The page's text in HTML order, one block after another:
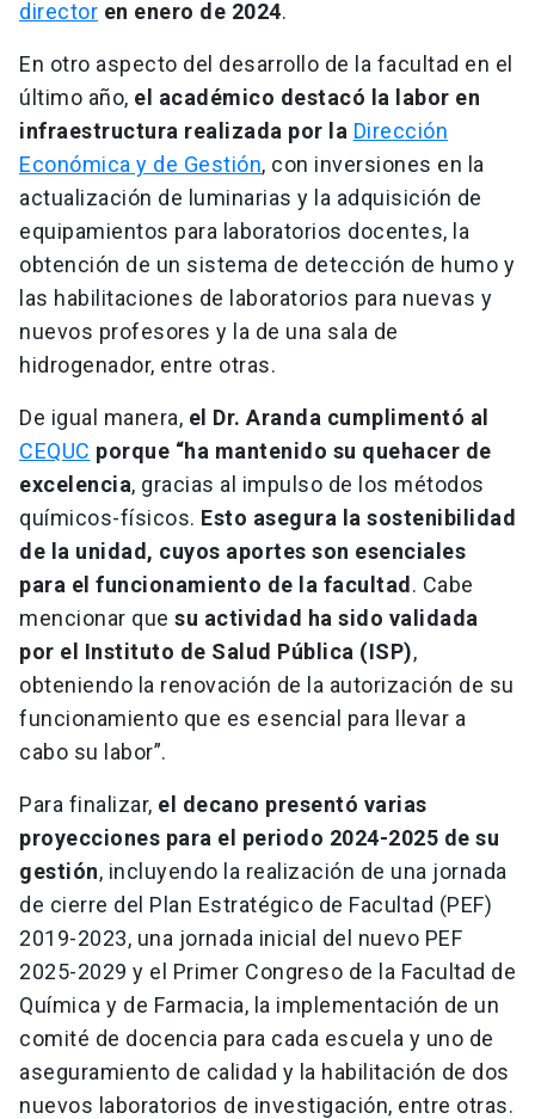
director en enero de 2024.
En otro aspecto del desarrollo de la facultad en el
último año, el académico destacó la labor en
infraestructura realizada por la Dirección
Económica y de Gestión, con inversiones en la
actualización de luminarias y la adquisición de
equipamientos para laboratorios docentes, la
obtención de un sistema de detección de humo y
las habilitaciones de laboratorios para nuevas y
nuevos profesores y la de una sala de
hidrogenador, entre otras.
De igual manera, el Dr. Aranda cumplimentó al
CEQUC porque “ha mantenido su quehacer de
excelencia, gracias al impulso de los métodos
químicos-físicos. Esto asegura la sostenibilidad
de la unidad, cuyos aportes son esenciales
para el funcionamiento de la facultad. Cabe
mencionar que su actividad ha sido validada
por el Instituto de Salud Pública (ISP),
obteniendo la renovación de la autorización de su
funcionamiento que es esencial para llevar a
cabo su labor”.
Para finalizar, el decano presentó varias
proyecciones para el periodo 2024-2025 de su
gestión, incluyendo la realización de una jornada
de cierre del Plan Estratégico de Facultad (PEF)
2019-2023, una jornada inicial del nuevo PEF
2025-2029 y el Primer Congreso de la Facultad de
Química y de Farmacia, la implementación de un
comité de docencia para cada escuela y uno de
aseguramiento de calidad y la habilitación de dos
nuevos laboratorios de investigación, entre otras.